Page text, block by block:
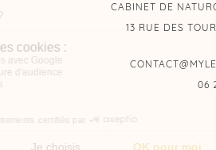
CABINET DE
13 RUE DES
06